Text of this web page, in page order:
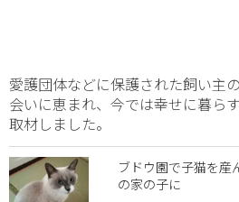
愛護団体などに保護された飼い主
会いに恵まれ、今では幸せに暮ら
取材しました。
ブドウ園で子猫を
の家の子に